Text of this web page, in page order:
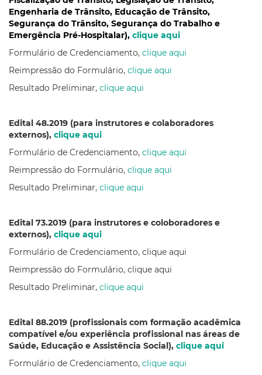
Engenharia de Trânsito, Educação de Trânsito,
Segurança do Trânsito, Segurança do Trabalho e
Emergência Pré-Hospitalar), clique aqui
Formulário de Credenciamento, clique aqui
Reimpressão do Formulário, clique aqui
Resultado Preliminar, clique aqui
Edital 48.2019 (para instrutores e colaboradores
externos), clique aqui
Formulário de Credenciamento, clique aqui
Reimpressão do Formulário, clique aqui
Resultado Preliminar, clique aqui
Edital 73.2019 (para instrutores e coloboradores e
externos), clique aqui
Formulário de Credenciamento, clique aqui
Reimpressão do Formulário, clique aqui
Resultado Preliminar, clique aqui
Edital 88.2019 (profissionais com formação acadêmica
compatível e/ou experiência profissional nas áreas de
Saúde, Educação e Assistência Social), clique aqui
Formulário de Credenciamento, clique aqui